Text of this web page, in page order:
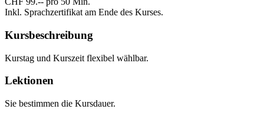
Inkl. Sprachzertifikat am Ende des Kurses.
Kursbeschreibung
Kurstag und Kurszeit flexibel wählbar.
Lektionen
Sie bestimmen die Kursdauer.